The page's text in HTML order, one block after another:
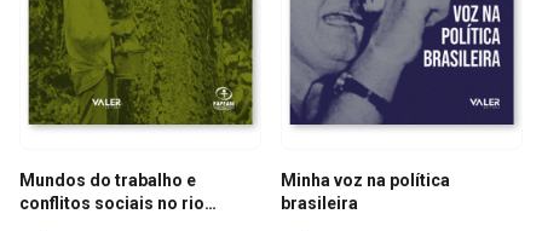
Mundos do trabalho e
conflitos sociais no rio
Minha voz na política
brasileira